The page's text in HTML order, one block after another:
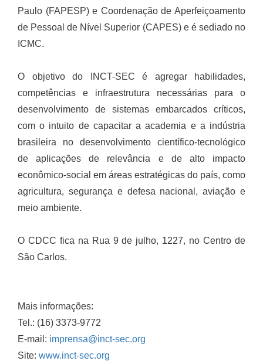
Paulo (FAPESP) e Coordenação de Aperfeiçoamento
de Pessoal de Nível Superior (CAPES) e é sediado no
ICMC.
O objetivo do INCT-SEC é agregar habilidades,
competências e infraestrutura necessárias para o
desenvolvimento de sistemas embarcados críticos,
com o intuito de capacitar a academia e a indústria
brasileira no desenvolvimento científico-tecnológico
de aplicações de relevância e de alto impacto
econômico-social em áreas estratégicas do país, como
agricultura, segurança e defesa nacional, aviação e
meio ambiente.
O CDCC fica na Rua 9 de julho, 1227, no Centro de
São Carlos.
Mais informações:
Tel.: (16) 3373-9772
E-mail: imprensa@inct-sec.org
Site: www.inct-sec.org